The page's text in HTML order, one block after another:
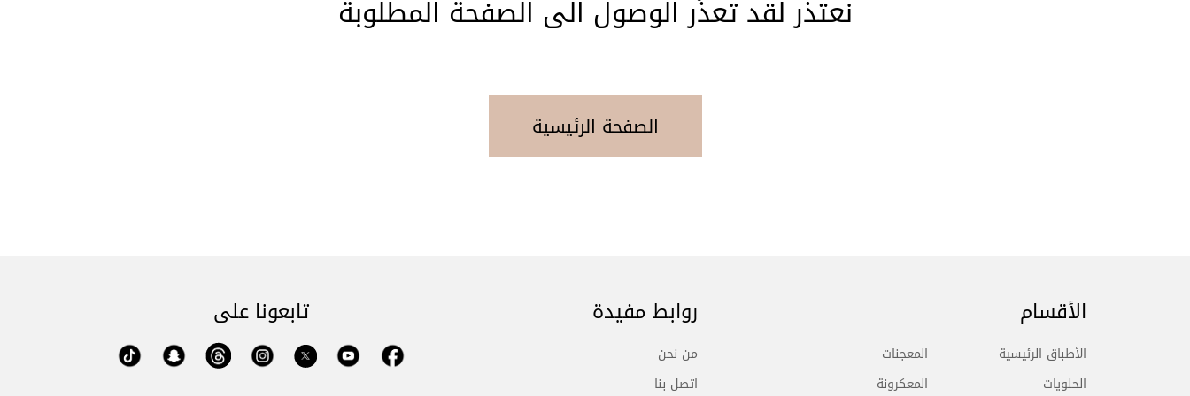
نعتذر لقد تعذّر الوصول الى الصفحة المطلوبة
الصفحة الرئيسية
الأقسام
الأطباق الرئيسية
الحلويات
المعجنات
المعكرونة
روابط مفيدة
من نحن
اتصل بنا
تابعونا على